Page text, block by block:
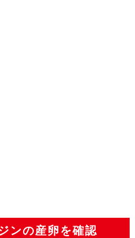
ンの産卵を確認